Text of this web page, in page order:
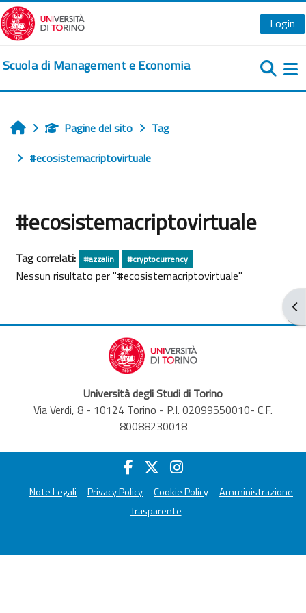
Vai al contenuto principale
Login
Scuola di Management e Economia
HomePagine del sito
Tag
#ecosistemacriptovirtuale
#ecosistemacriptovirtuale
Tag correlati: #azzalin #cryptocurrency
Nessun risultato per "#ecosistemacriptovirtuale"
Università degli Studi di Torino
Via Verdi, 8 - 10124 Torino - P.I. 02099550010- C.F.
80088230018
Note Legali Privacy Policy Cookie Policy
Amministrazione
Trasparente